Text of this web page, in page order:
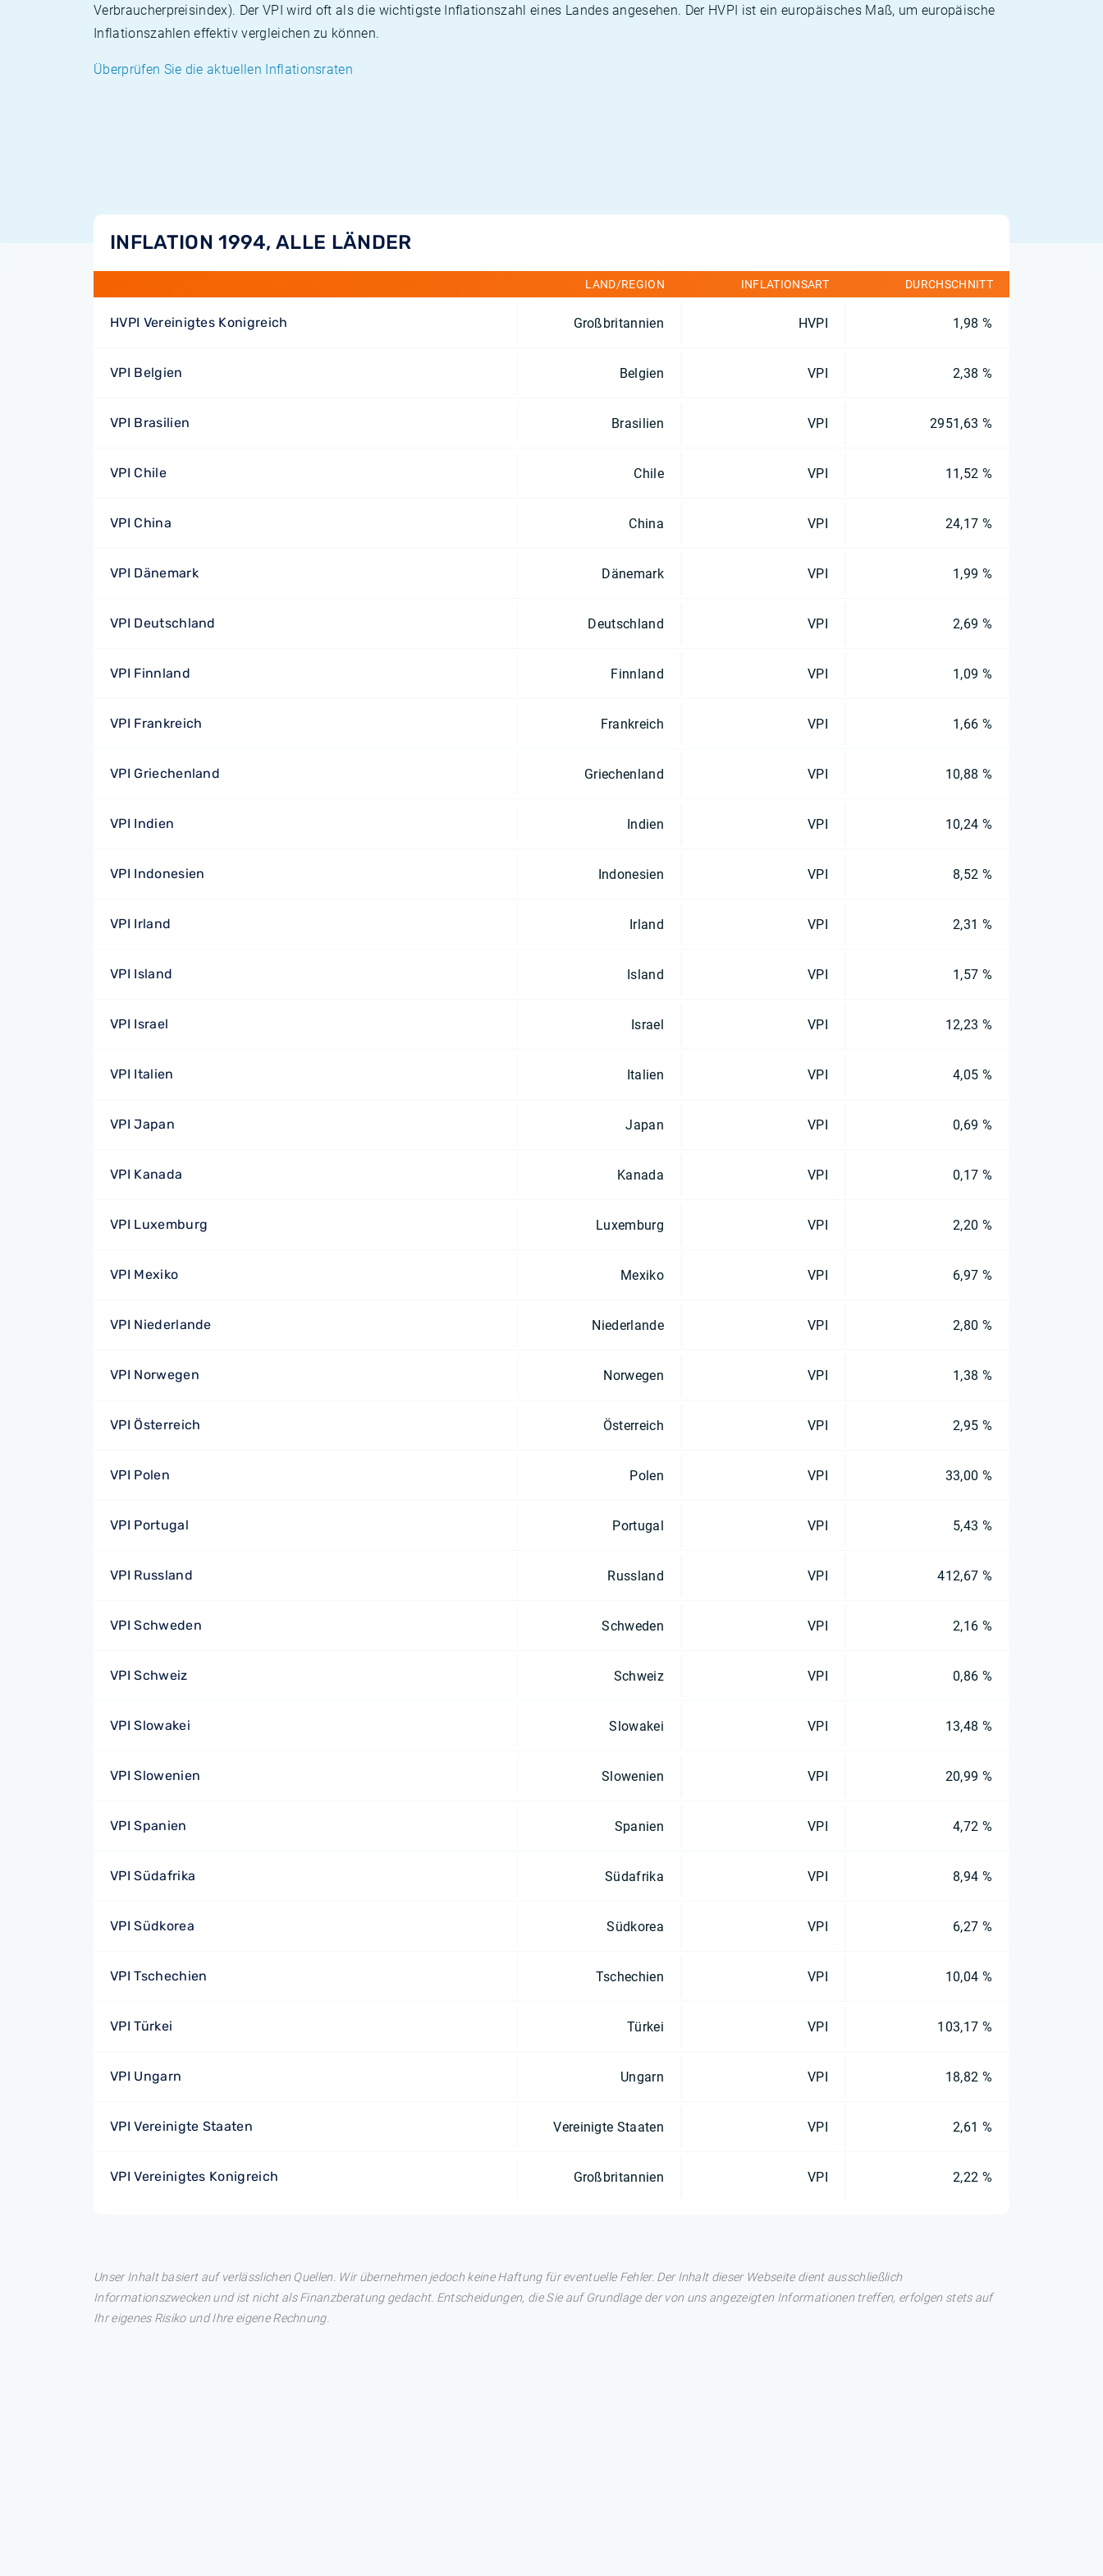
Verbraucherpreisindex). Der VPI wird oft als die wichtigste Inflationszahl eines Landes angesehen. Der HVPI ist ein europäisches Maß, um europäische
Inflationszahlen effektiv vergleichen zu können.
Überprüfen Sie die aktuellen Inflationsraten
INFLATION 1994, ALLE LÄNDER
LAND/REGION INFLATIONSART DURCHSCHNITT
HVPI Vereinigtes Konigreich Großbritannien HVPI 1,98 %
VPI Belgien Belgien VPI 2,38 %
VPI Brasilien Brasilien VPI 2951,63 %
VPI Chile Chile VPI 11,52 %
VPI China China VPI 24,17 %
VPI Dänemark Dänemark VPI 1,99 %
VPI Deutschland Deutschland VPI 2,69 %
VPI Finnland Finnland VPI 1,09 %
VPI Frankreich Frankreich VPI 1,66 %
VPI Griechenland Griechenland VPI 10,88 %
VPI Indien Indien VPI 10,24 %
VPI Indonesien Indonesien VPI 8,52 %
VPI Irland Irland VPI 2,31 %
VPI Island Island VPI 1,57 %
VPI Israel Israel VPI 12,23 %
VPI Italien Italien VPI 4,05 %
VPI Japan Japan VPI 0,69 %
VPI Kanada Kanada VPI 0,17 %
VPI Luxemburg Luxemburg VPI 2,20 %
VPI Mexiko Mexiko VPI 6,97 %
VPI Niederlande Niederlande VPI 2,80 %
VPI Norwegen Norwegen VPI 1,38 %
VPI Österreich Österreich VPI 2,95 %
VPI Polen Polen VPI 33,00 %
VPI Portugal Portugal VPI 5,43 %
VPI Russland Russland VPI 412,67 %
VPI Schweden Schweden VPI 2,16 %
VPI Schweiz Schweiz VPI 0,86 %
VPI Slowakei Slowakei VPI 13,48 %
VPI Slowenien Slowenien VPI 20,99 %
VPI Spanien Spanien VPI 4,72 %
VPI Südafrika Südafrika VPI 8,94 %
VPI Südkorea Südkorea VPI 6,27 %
VPI Tschechien Tschechien VPI 10,04 %
VPI Türkei Türkei VPI 103,17 %
VPI Ungarn Ungarn VPI 18,82 %
VPI Vereinigte Staaten Vereinigte Staaten VPI 2,61 %
VPI Vereinigtes Konigreich Großbritannien VPI 2,22 %
Unser Inhalt basiert auf verlässlichen Quellen. Wir übernehmen jedoch keine Haftung für eventuelle Fehler. Der Inhalt dieser Webseite dient ausschließlich
Informationszwecken und ist nicht als Finanzberatung gedacht. Entscheidungen, die Sie auf Grundlage der von uns angezeigten Informationen treffen, erfolgen stets auf
Ihr eigenes Risiko und Ihre eigene Rechnung.